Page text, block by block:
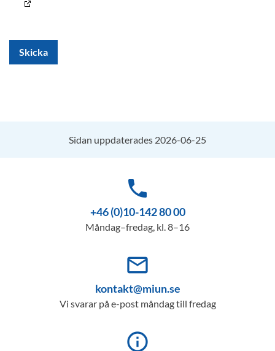
Skicka
Sidan uppdaterades 2026-06-25
phone
+46 (0)10-142 80 00
Måndag–fredag, kl. 8–16
mail_outline
kontakt@miun.se
Vi svarar på e-post måndag till fredag
info_outline